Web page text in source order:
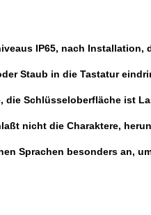
IP65, nach
Staub in die Tastatur
Schlüsseloberfläche ist
nicht die Charaktere,
Sprachen besonders an,